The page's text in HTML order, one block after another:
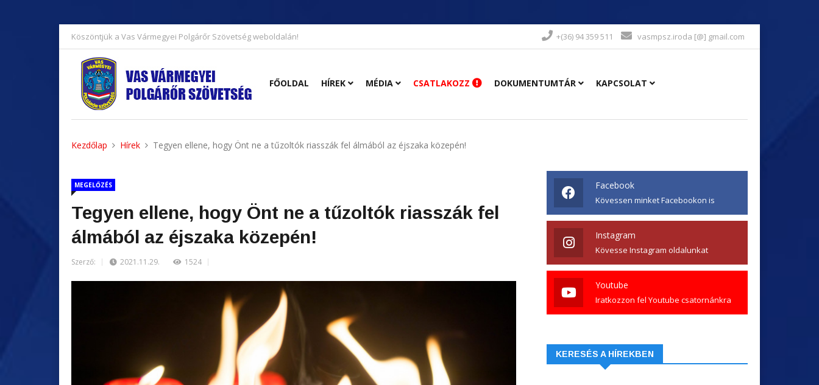
Köszöntjük a Vas Vármegyei Polgárőr Szövetség weboldalán! +(36) 94 359 511 vasmpsz.iroda [@] gmail.com
FŐOLDAL HÍREK MÉDIA CSATLAKOZZ DOKUMENTUMTÁR KAPCSOLAT
Kezdőlap Hírek Tegyen ellene, hogy Önt ne a tűzoltók riasszák fel álmából az éjszaka közepén!
MEGELŐZÉS
Tegyen ellene, hogy Önt ne a tűzoltók riasszák fel
álmából az éjszaka közepén!
Szerző: 2021.11.29. 1524
Facebook
Kövessen minket Facebookon is
Instagram
Kövesse Instagram oldalunkat
Youtube
Iratkozzon fel Youtube csatornánkra
KERESÉS A HÍREKBEN